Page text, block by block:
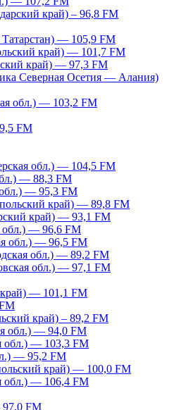
край) – 96,8 FM
Татарстан) — 105,9 FM
край) — 101,7 FM
край) — 97,3 FM
Северная Осетия — Алания)
обл.) — 103,2 FM
FM
обл.) — 104,5 FM
— 88,3 FM
— 95,3 FM
край) — 89,8 FM
край) — 93,1 FM
обл.) — 96,6 FM
обл.) — 96,5 FM
обл.) — 89,2 FM
обл.) — 97,1 FM
— 101,1 FM
край) – 89,2 FM
обл.) — 94,0 FM
обл.) — 103,3 FM
— 95,2 FM
край) — 100,0 FM
обл.) — 106,4 FM
FM